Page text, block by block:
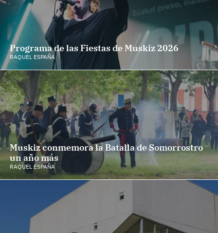
Programa de las Fiestas de Muskiz 2026
RAQUEL ESPAÑA
Muskiz conmemora la Batalla de Somorrostro
un año más
RAQUEL ESPAÑA